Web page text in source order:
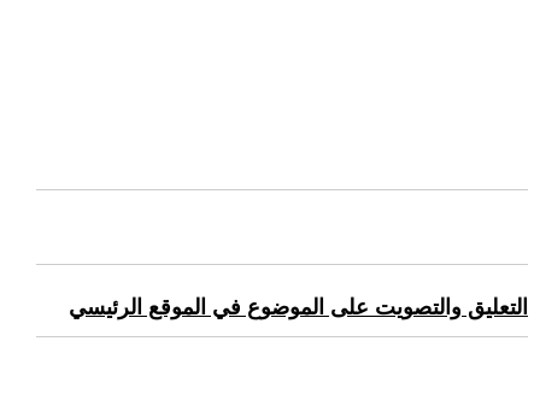
التعليق والتصويت على الموضوع في الموقع الرئيسي